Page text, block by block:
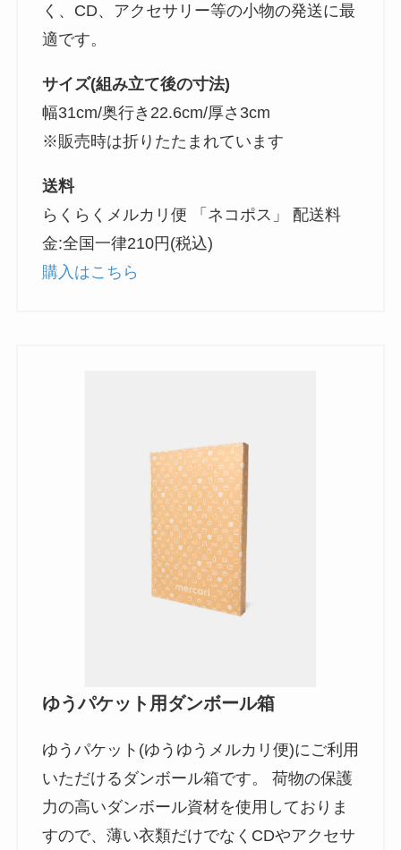
く、CD、アクセサリー等の小物の発送に最
適です。
サイズ(組み立て後の寸法)
幅31cm/奥行き22.6cm/厚さ3cm
※販売時は折りたたまれています
送料
らくらくメルカリ便 「ネコポス」 配送料
金:全国一律210円(税込)
購入はこちら
ゆうパケット用ダンボール箱
ゆうパケット(ゆうゆうメルカリ便)にご利用
いただけるダンボール箱です。 荷物の保護
力の高いダンボール資材を使用しておりま
すので、薄い衣類だけでなくCDやアクセサ